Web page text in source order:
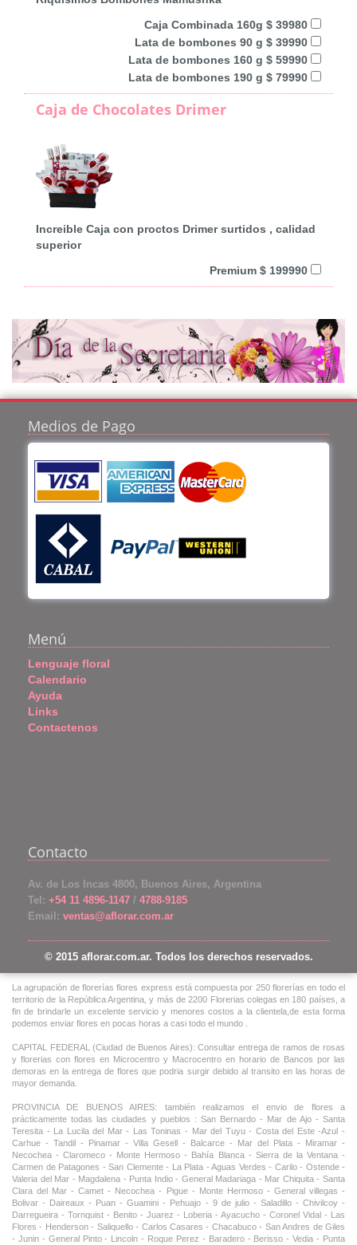
Caja Combinada 160g $ 39980
Lata de bombones 90 g $ 39990
Lata de bombones 160 g $ 59990
Lata de bombones 190 g $ 79990
Caja de Chocolates Drimer
Increible Caja con proctos Drimer surtidos , calidad
superior
Premium $ 199990
Medios de Pago
Menú
Lenguaje floral
Calendario
Ayuda
Links
Contactenos
Contacto
Av. de Los Incas 4800, Buenos Aires, Argentina
Tel: +54 11 4896-1147 / 4788-9185
Email: ventas@aflorar.com.ar
© 2015 aflorar.com.ar. Todos los derechos reservados.
La agrupación de florerías flores express está compuesta por 250 florerías en todo el
territorio de la República Argentina, y más de 2200 Florerias colegas en 180 países, a
fin de brindarle un excelente servicio y menores costos a la clientela,de esta forma
podemos enviar flores en pocas horas a casi todo el mundo .
CAPITAL FEDERAL (Ciudad de Buenos Aires): Consultar entrega de ramos de rosas
y florerias con flores en Microcentro y Macrocentro en horario de Bancos por las
demoras en la entrega de flores que podria surgir debido al transito en las horas de
mayor demanda.
PROVINCIA DE BUENOS AIRES: también realizamos el envio de flores a
prácticamente todas las ciudades y pueblos : San Bernardo - Mar de Ajo - Santa
Teresita - La Lucila del Mar - Las Toninas - Mar del Tuyu - Costa del Este -Azul -
Carhue - Tandil - Pinamar - Villa Gesell - Balcarce - Mar del Plata - Miramar -
Necochea - Claromeco - Monte Hermoso - Bahía Blanca - Sierra de la Ventana -
Carmen de Patagones - San Clemente - La Plata - Aguas Verdes - Carilo - Ostende -
Valeria del Mar - Magdalena - Punta Indio - General Madariaga - Mar Chiquita - Santa
Clara del Mar - Camet - Necochea - Pigue - Monte Hermoso - General villegas -
Bolivar - Daireaux - Puan - Guamini - Pehuajo - 9 de julio - Saladillo - Chivilcoy -
Darregueira - Tornquist - Benito - Juarez - Loberia - Ayacucho - Coronel Vidal - Las
Flores - Henderson - Saliquello - Carlos Casares - Chacabuco - San Andres de Giles
- Junin - General Pinto - Lincoln - Roque Perez - Baradero - Berisso - Vedia - Punta